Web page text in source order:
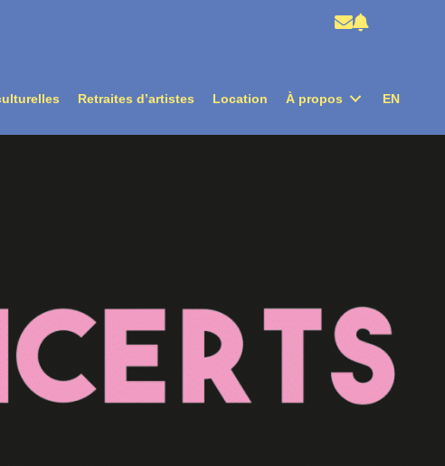
Retraites d’artistes Location À propos EN